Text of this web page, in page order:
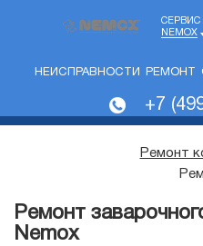
NEMOX
НЕИСПРАВНОСТИ РЕМОНТ
+7
Ремонт
Ремонт
Nemox